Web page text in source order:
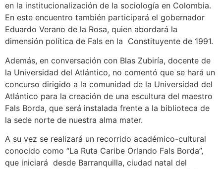
en la institucionalización de la sociología en Colombia.
En este encuentro también participará el gobernador
Eduardo Verano de la Rosa, quien abordará la
dimensión política de Fals en la Constituyente de 1991.
Además, en conversación con Blas Zubiría, docente de
la Universidad del Atlántico, no comentó que se hará un
concurso dirigido a la comunidad de la Universidad del
Atlántico para la creación de una escultura del maestro
Fals Borda, que será instalada frente a la biblioteca de
la sede norte de nuestra alma mater.
A su vez se realizará un recorrido académico-cultural
conocido como “La Ruta Caribe Orlando Fals Borda”,
que iniciará desde Barranquilla, ciudad natal del